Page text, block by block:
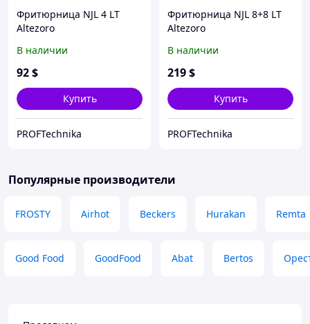
Фритюрница NJL 4 LT
Altezoro
В наличии
92$
Купить
PROFTechnika
Фритюрница NJL 8+8 LT
Altezoro
В наличии
219$
Купить
PROFTechnika
Популярные производители
FROSTY Airhot Beckers Hurakan Remta
Good Food GoodFood Abat Bertos